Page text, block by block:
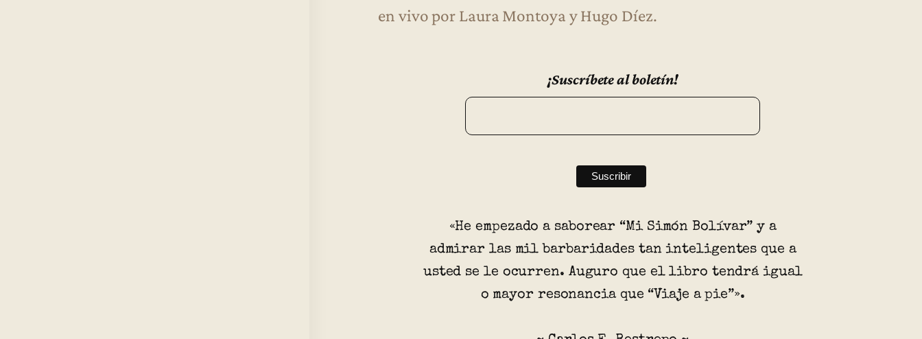
en vivo por Laura Montoya y Hugo Díez.
¡Suscríbete al boletín!
«He empezado a saborear “Mi Simón Bolívar” y a
admirar las mil barbaridades tan inteligentes que a
usted se le ocurren. Auguro que el libro tendrá igual
o mayor resonancia que “Viaje a pie”».